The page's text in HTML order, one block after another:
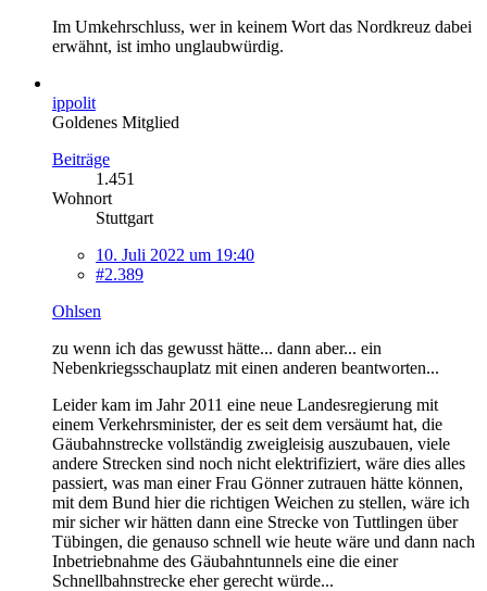
Im Umkehrschluss, wer in keinem Wort das Nordkreuz dabei
erwähnt, ist imho unglaubwürdig.
ippolit
Goldenes Mitglied
Beiträge
1.451
Wohnort
Stuttgart
10. Juli 2022 um 19:40
#2.389
Ohlsen
zu wenn ich das gewusst hätte... dann aber... ein
Nebenkriegsschauplatz mit einen anderen beantworten...
Leider kam im Jahr 2011 eine neue Landesregierung mit
einem Verkehrsminister, der es seit dem versäumt hat, die
Gäubahnstrecke vollständig zweigleisig auszubauen, viele
andere Strecken sind noch nicht elektrifiziert, wäre dies alles
passiert, was man einer Frau Gönner zutrauen hätte können,
mit dem Bund hier die richtigen Weichen zu stellen, wäre ich
mir sicher wir hätten dann eine Strecke von Tuttlingen über
Tübingen, die genauso schnell wie heute wäre und dann nach
Inbetriebnahme des Gäubahntunnels eine die einer
Schnellbahnstrecke eher gerecht würde...